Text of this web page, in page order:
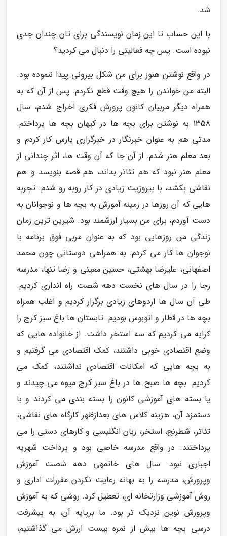
شد.
با این حساب تا این زمان نویسندگی برای تان چندان جدی
نبوده است. پس چه فعالیتی را دنبال می کردید؟
در واقع نوشتن هنوز برای من شکل بیرونی پیدا ننموده بود.
البته من خواندن را هیچ وقت قطع نکردم. پس از آن که به
همراه دیگر مربیان کانون پرورش فکری اخراج شدم، سال
1358 به نوشتن برای بچه ها در کیهان بچه ها پرداختم.
مدتی هم به عنوان خبرنگار در خبرگزاری پارس کار کردم و
بعد معلم هنر شدم. از آن جا که آن وقت ها، اثر چندانی از
معلم هنر نبود که هم تئاتر بداند، هم قصه بنویسد و هم
نقاشی بکشد، با پیروزیت زیادی در کار روبه رو شدم. تجربه
هایی که آن روزها در زمینه آموزش به بچه ها و نوجوانان به
دست آوردم، برای من بسیار ارزشمند بود. شیرین ترین زمان
زندگی من روزهایی بود که به عنوان مربی فوق برنامه با
نوجوان ها کار می کردم. به همراهی دوستانی چون محمد
اصفهانی، علیرضا بهشتی، حسین معینی و رضا تنها، مدرسه
رجا را در سال های نخست دهه شصت راه اندازی کردیم.
طی آن سال ها اردوهای زیادی برگزار کردیم و اغلب همراه
بچه ها در قطار و اتوبوس بودیم. تابستان ها باغ سبز کرج را
کرایه می کردیم که سه استخر داشت. از خانواده هایی که
وضع اقتصادی خوبی داشتند، کمک اقتصادی می گرفتیم و
به بچه هایی که امکانات اقتصادی نداشتند، کمک می
کردیم. بچه ها صبح ها در باغ سبز کرج میوه می چیدند و
یا بسته های آموزشی کانون را بسته بندی می کردند و با
دستمزد آن، هزینه کلاس های بعدازظهر کارگاه های نقاشی،
تئاتر، شطرنج، استخر، زبان انگلیسی و کارهای دستی را می
پرداختند. در واقع مدرسه خاصی بود و پرداخت شهریه
اجباری نبود. سال های خاتمهی دهه شصت آموزش
وپرورش، مدرسه را به بهانه رعایت نکردن مقررات اداری و
روش آموزشی وزارتخانه ای، تعطیل کرد. روشی که به آموزش
وپرورش نوین نزدیک تر بود. ما برپایه آن، به پیشرفت
درسی بچه ها بیش از نمره بیست ارزش می گذاشتیم،